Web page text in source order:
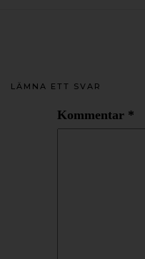
LÄMNA ETT SVAR
Kommentar *